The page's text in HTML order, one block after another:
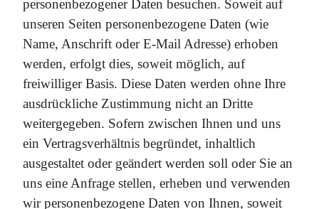
personenbezogener Daten besuchen. Soweit auf
unseren Seiten personenbezogene Daten (wie
Name, Anschrift oder E-Mail Adresse) erhoben
werden, erfolgt dies, soweit möglich, auf
freiwilliger Basis. Diese Daten werden ohne Ihre
ausdrückliche Zustimmung nicht an Dritte
weitergegeben. Sofern zwischen Ihnen und uns
ein Vertragsverhältnis begründet, inhaltlich
ausgestaltet oder geändert werden soll oder Sie an
uns eine Anfrage stellen, erheben und verwenden
wir personenbezogene Daten von Ihnen, soweit